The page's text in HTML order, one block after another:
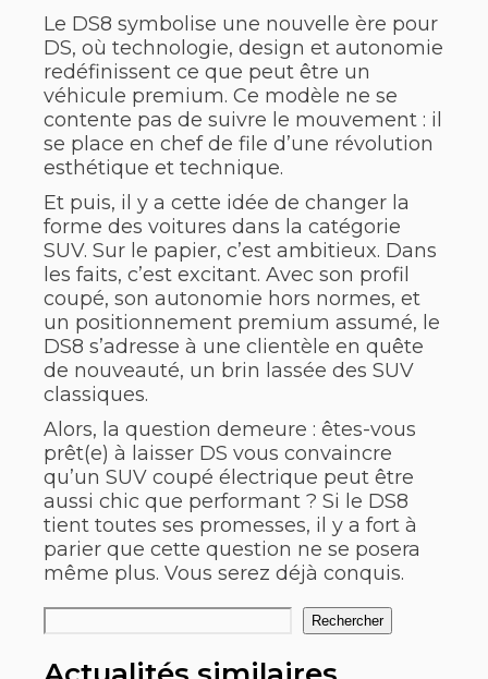
Le DS8 symbolise une nouvelle ère pour
DS, où technologie, design et autonomie
redéfinissent ce que peut être un
véhicule premium. Ce modèle ne se
contente pas de suivre le mouvement : il
se place en chef de file d’une révolution
esthétique et technique.
Et puis, il y a cette idée de changer la
forme des voitures dans la catégorie
SUV. Sur le papier, c’est ambitieux. Dans
les faits, c’est excitant. Avec son profil
coupé, son autonomie hors normes, et
un positionnement premium assumé, le
DS8 s’adresse à une clientèle en quête
de nouveauté, un brin lassée des SUV
classiques.
Alors, la question demeure : êtes-vous
prêt(e) à laisser DS vous convaincre
qu’un SUV coupé électrique peut être
aussi chic que performant ? Si le DS8
tient toutes ses promesses, il y a fort à
parier que cette question ne se posera
même plus. Vous serez déjà conquis.
Rechercher